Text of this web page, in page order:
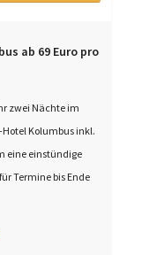
ab 69 Euro pro
zwei Nächte im
Kolumbus inkl.
eine einstündige
Termine bis Ende